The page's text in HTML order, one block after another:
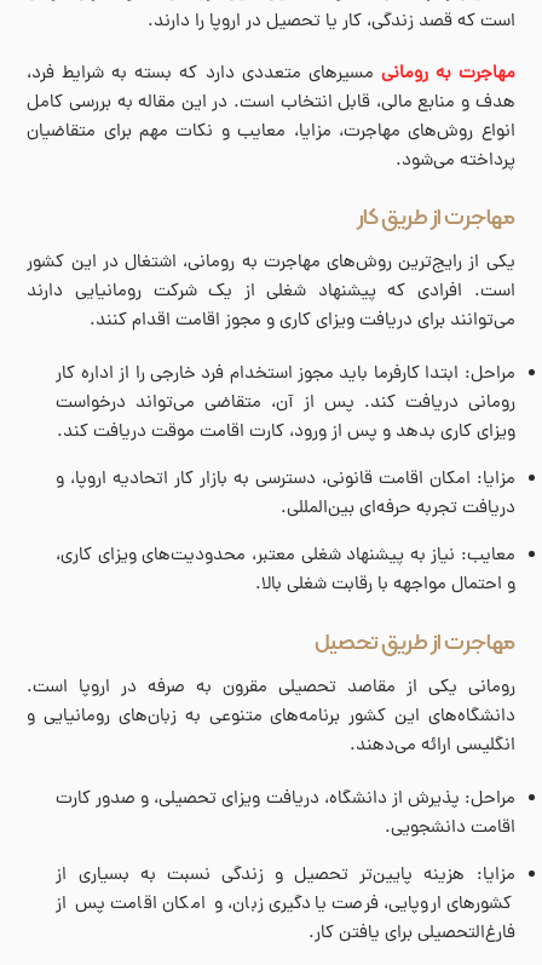
است که قصد زندگی، کار یا تحصیل در اروپا را دارند.
مهاجرت به رومانی مسیرهای متعددی دارد که بسته به شرایط فرد،
هدف و منابع مالی، قابل انتخاب است. در این مقاله به بررسی کامل
انواع روش‌های مهاجرت، مزایا، معایب و نکات مهم برای متقاضیان
پرداخته می‌شود.
مهاجرت از طریق کار
یکی از رایج‌ترین روش‌های مهاجرت به رومانی، اشتغال در این کشور
است. افرادی که پیشنهاد شغلی از یک شرکت رومانیایی دارند
می‌توانند برای دریافت ویزای کاری و مجوز اقامت اقدام کنند.
مراحل: ابتدا کارفرما باید مجوز استخدام فرد خارجی را از اداره کار
رومانی دریافت کند. پس از آن، متقاضی می‌تواند درخواست
ویزای کاری بدهد و پس از ورود، کارت اقامت موقت دریافت کند.
مزایا: امکان اقامت قانونی، دسترسی به بازار کار اتحادیه اروپا، و
دریافت تجربه حرفه‌ای بین‌المللی.
معایب: نیاز به پیشنهاد شغلی معتبر، محدودیت‌های ویزای کاری،
و احتمال مواجهه با رقابت شغلی بالا.
مهاجرت از طریق تحصیل
رومانی یکی از مقاصد تحصیلی مقرون به صرفه در اروپا است.
دانشگاه‌های این کشور برنامه‌های متنوعی به زبان‌های رومانیایی و
انگلیسی ارائه می‌دهند.
مراحل: پذیرش از دانشگاه، دریافت ویزای تحصیلی، و صدور کارت
اقامت دانشجویی.
مزایا: هزینه پایین‌تر تحصیل و زندگی نسبت به بسیاری از
کشورهای اروپایی، فرصت یادگیری زبان، و امکان اقامت پس از
فارغ‌التحصیلی برای یافتن کار.